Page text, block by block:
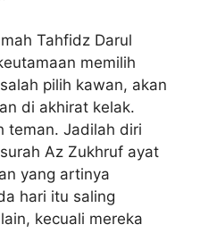
Tahfidz Darul
memilih
pilih kawan, akan
di akhirat kelak.
teman. Jadilah diri
Az Zukhruf ayat
yang artinya
hari itu saling
kecuali mereka